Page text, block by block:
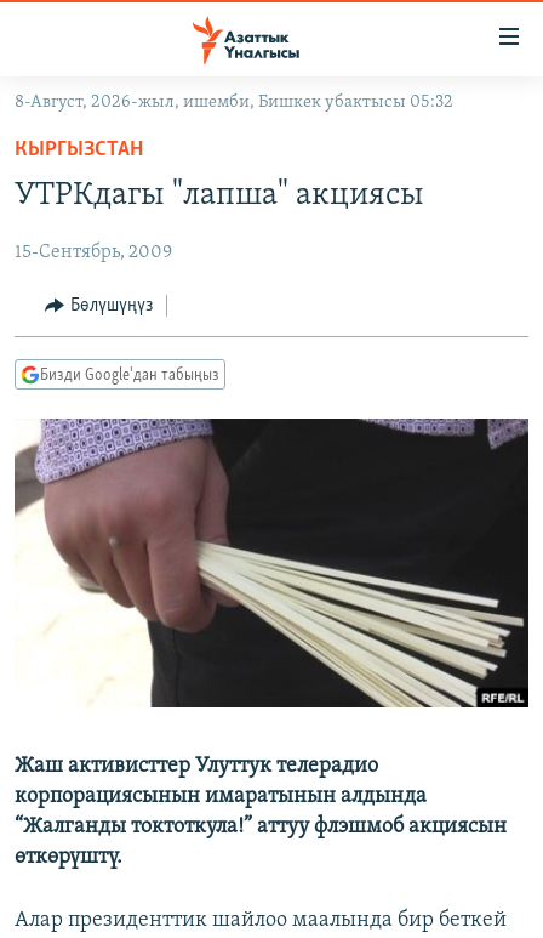
Навигацияга
өтүңүз
Издөөгө
салыңыз
САЯСАТ
ЭКОНОМИКА
ДҮЙНӨ
БОРБОР АЗИЯ
УКРАИНА
АТАЙЫН ИЛИКТӨӨ
БҮГҮН АЗАТТЫКТА
ЭКСПЕРТТЕР ТАЛДАЙТ
БИЗ ЖАНА ДҮЙНӨ
ДАНИСТЕ
ЭЖЕ-СИҢДИЛЕР
ЫҢГАЙСЫЗ СУРООЛОР
ПОДКАСТ
ӨЗГӨЧӨ ПИКИР
Русский
ОНЛАЙН ШЕРИНЕ
8-Август, 2026-жыл, ишемби, Бишкек убактысы 05:32
КЫРГЫЗСТАН
УТРКдагы "лапша" акциясы
15-Сентябрь, 2009
Бөлүшүңүз
Бизди Google'дан табыңыз
Жаш активисттер Улуттук телерадио
корпорациясынын имаратынын алдында
“Жалганды токтоткула!” аттуу флэшмоб акциясын
өткөрүштү.
Алар президенттик шайлоо маалында бир беткей